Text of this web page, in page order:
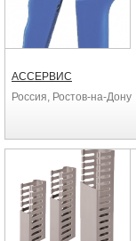
АССЕРВИС
Россия, Ростов-на-Дону